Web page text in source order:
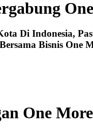
Di Indonesia,
Bisnis One
One